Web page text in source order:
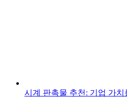
시계 판촉물 추천: 기업 가